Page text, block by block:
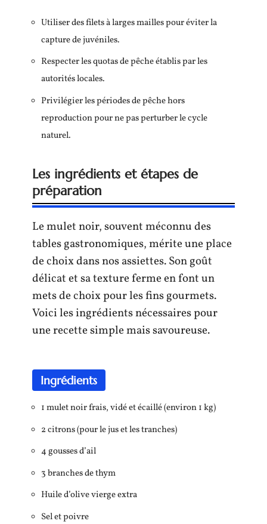
Utiliser des filets à larges mailles pour éviter la
capture de juvéniles.
Respecter les quotas de pêche établis par les
autorités locales.
Privilégier les périodes de pêche hors
reproduction pour ne pas perturber le cycle
naturel.
Les ingrédients et étapes de
préparation
Le mulet noir, souvent méconnu des
tables gastronomiques, mérite une place
de choix dans nos assiettes. Son goût
délicat et sa texture ferme en font un
mets de choix pour les fins gourmets.
Voici les ingrédients nécessaires pour
une recette simple mais savoureuse.
Ingrédients
1 mulet noir frais, vidé et écaillé (environ 1 kg)
2 citrons (pour le jus et les tranches)
4 gousses d’ail
3 branches de thym
Huile d’olive vierge extra
Sel et poivre